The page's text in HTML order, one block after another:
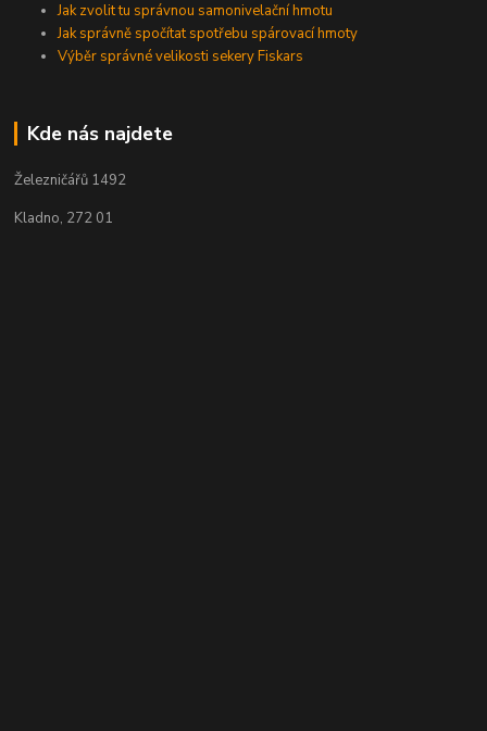
Jak zvolit tu správnou samonivelační hmotu
Jak správně spočítat spotřebu spárovací hmoty
Výběr správné velikosti sekery Fiskars
Kde nás najdete
Železničářů 1492
Kladno, 272 01